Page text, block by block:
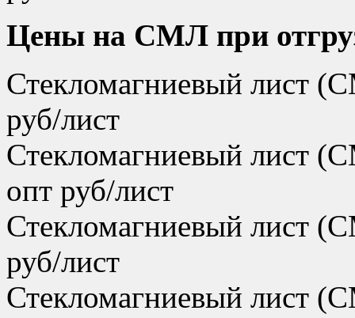
Цены на СМЛ при
Стекломагниевый лист
руб/лист
Стекломагниевый лист
опт руб/лист
Стекломагниевый лист
руб/лист
Стекломагниевый лист